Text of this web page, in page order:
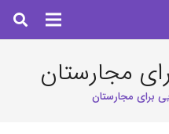
مجارستان
برای مجارستان